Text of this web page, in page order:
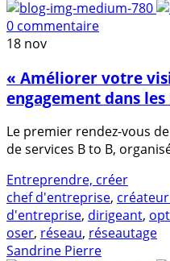
0 commentaire
18 nov
« Améliorer votre
engagement dans
Le premier rendez-vous
de services B to B,
Entreprendre, créer
chef d'entreprise,
d'entreprise, dirigeant,
oser, réseau, réseautage
Sandrine Pierre